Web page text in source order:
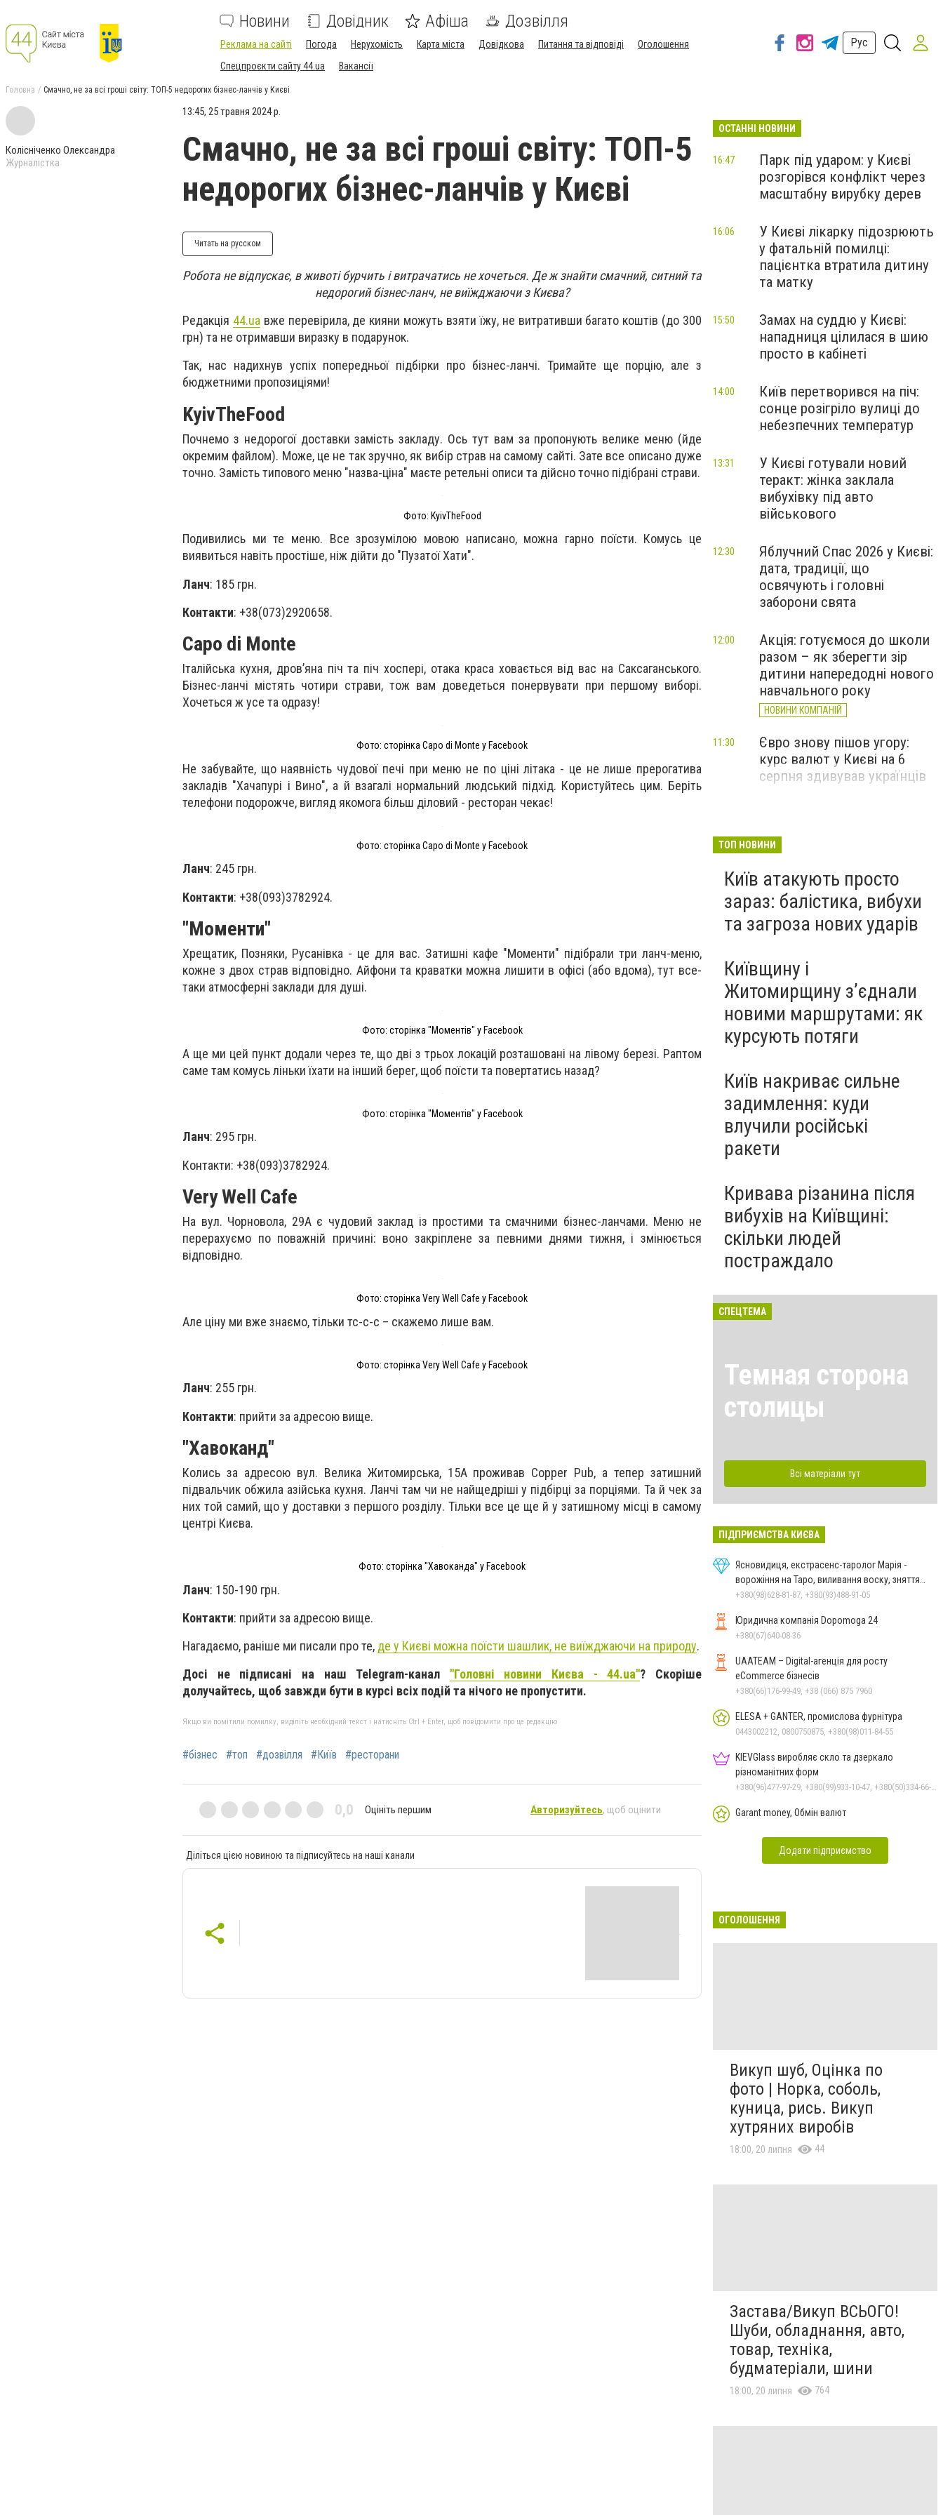
Новини Довідник Афіша Дозвілля
Реклама на сайті Погода Нерухомість Карта міста Довідкова Питання та відповіді
Оголошення
Спецпроєкти сайту 44.ua
Вакансії
Рус
Головна Смачно, не за всі гроші світу: ТОП-5 недорогих бізнес-ланчів у Києві
Колісніченко Олександра
Журналістка
13:45, 25 травня 2024 р.
Смачно, не за всі гроші світу: ТОП-5
недорогих бізнес-ланчів у Києві
Читать на русском
Робота не відпускає, в животі бурчить і витрачатись не хочеться. Де ж знайти смачний, ситний та
недорогий бізнес-ланч, не виїжджаючи з Києва?
Редакція 44.ua вже перевірила, де кияни можуть взяти їжу, не витративши багато коштів (до 300
грн) та не отримавши виразку в подарунок.
Так, нас надихнув успіх попередньої підбірки про бізнес-ланчі. Тримайте ще порцію, але з
бюджетними пропозиціями!
KyivTheFood
Почнемо з недорогої доставки замість закладу. Ось тут вам за пропонують велике меню (йде
окремим файлом). Може, це не так зручно, як вибір страв на самому сайті. Зате все описано дуже
точно. Замість типового меню "назва-ціна" маєте ретельні описи та дійсно точно підібрані страви.
Фото: KyivTheFood
Подивились ми те меню. Все зрозумілою мовою написано, можна гарно поїсти. Комусь це
виявиться навіть простіше, ніж дійти до "Пузатої Хати".
Ланч: 185 грн.
Контакти: +38(073)2920658.
Capo di Monte
Італійська кухня, дровʼяна піч та піч хоспері, отака краса ховається від вас на Саксаганського.
Бізнес-ланчі містять чотири страви, тож вам доведеться понервувати при першому виборі.
Хочеться ж усе та одразу!
Фото: сторінка Capo di Monte у Facebook
Не забувайте, що наявність чудової печі при меню не по ціні літака - це не лише прерогатива
закладів "Хачапурі і Вино", а й взагалі нормальний людський підхід. Користуйтесь цим. Беріть
телефони подорожче, вигляд якомога більш діловий - ресторан чекає!
Фото: сторінка Capo di Monte у Facebook
Ланч: 245 грн.
Контакти: +38(093)3782924.
"Моменти"
Хрещатик, Позняки, Русанівка - це для вас. Затишні кафе "Моменти" підібрали три ланч-меню,
кожне з двох страв відповідно. Айфони та краватки можна лишити в офісі (або вдома), тут все-
таки атмосферні заклади для душі.
Фото: сторінка "Моментів" у Facebook
А ще ми цей пункт додали через те, що дві з трьох локацій розташовані на лівому березі. Раптом
саме там комусь ліньки їхати на інший берег, щоб поїсти та повертатись назад?
Фото: сторінка "Моментів" у Facebook
Ланч: 295 грн.
Контакти: +38(093)3782924.
Very Well Cafe
На вул. Чорновола, 29А є чудовий заклад із простими та смачними бізнес-ланчами. Меню не
перерахуємо по поважній причині: воно закріплене за певними днями тижня, і змінюється
відповідно.
Фото: сторінка Very Well Cafe у Facebook
Але ціну ми вже знаємо, тільки тс-с-с – скажемо лише вам.
Фото: сторінка Very Well Cafe у Facebook
Ланч: 255 грн.
Контакти: прийти за адресою вище.
"Хавоканд"
Колись за адресою вул. Велика Житомирська, 15А проживав Copper Pub, а тепер затишний
підвальчик обжила азійська кухня. Ланчі там чи не найщедріші у підбірці за порціями. Та й чек за
них той самий, що у доставки з першого розділу. Тільки все це ще й у затишному місці в самому
центрі Києва.
Фото: сторінка "Хавоканда" у Facebook
Ланч: 150-190 грн.
Контакти: прийти за адресою вище.
Нагадаємо, раніше ми писали про те, де у Києві можна поїсти шашлик, не виїжджаючи на природу.
Досі не підписані на наш Telegram-канал "Головні новини Києва - 44.ua"? Скоріше
долучайтесь, щоб завжди бути в курсі всіх подій та нічого не пропустити.
Якщо ви помітили помилку, виділіть необхідний текст і натисніть Ctrl + Enter, щоб повідомити про це редакцію
#бізнес #топ #дозвілля #Київ #ресторани
0,0 Оцініть першим Авторизуйтесь, щоб оцінити
Діліться цією новиною та підписуйтесь на наші канали
ОСТАННІ НОВИНИ
Парк під ударом: у Києві
розгорівся конфлікт через
масштабну вирубку дерев
16:47
У Києві лікарку підозрюють
у фатальній помилці:
пацієнтка втратила дитину
та матку
16:06
Замах на суддю у Києві:
нападниця цілилася в шию
просто в кабінеті
15:50
Київ перетворився на піч:
сонце розігріло вулиці до
небезпечних температур
14:00
У Києві готували новий
теракт: жінка заклала
вибухівку під авто
військового
13:31
Яблучний Спас 2026 у Києві:
дата, традиції, що
освячують і головні
заборони свята
12:30
Акція: готуємося до школи
разом – як зберегти зір
дитини напередодні нового
навчального року
НОВИНИ КОМПАНІЙ
12:00
Євро знову пішов угору:
курс валют у Києві на 6
серпня здивував українців
11:30
ТОП НОВИНИ
Київ атакують просто
зараз: балістика, вибухи
та загроза нових ударів
Київщину і
Житомирщину з’єднали
новими маршрутами: як
курсують потяги
Київ накриває сильне
задимлення: куди
влучили російські
ракети
Кривава різанина після
вибухів на Київщині:
скільки людей
постраждало
СПЕЦТЕМА
Темная сторона
столицы
Всі матеріали тут
ПІДПРИЄМСТВА КИЄВА
Ясновидиця, екстрасенс-таролог Марія -
ворожіння на Таро, виливання воску, зняття
порчі, постановка
+380(98)628-81-87, +380(93)488-91-05
Юридична компанія Dopomoga 24
+380(67)640-08-36
UAATEAM – Digital-агенція для росту
eCommerce бізнесів
+380(66)176-99-49, +38 (066) 875 7960
ELESA + GANTER, промислова фурнітура
0443002212, 0800750875, +380(98)011-84-55
KIEVGlass виробляє скло та дзеркало
різноманітних форм
Garant money, Обмін валют
Додати підприємство
ОГОЛОШЕННЯ
Викуп шуб, Оцінка по
фото | Норка, соболь,
куница, рись. Викуп
хутряних виробів
18:00, 20 липня 44
Застава/Викуп ВСЬОГО!
Шуби, обладнання, авто,
товар, техніка,
будматеріали, шини
18:00, 20 липня 764